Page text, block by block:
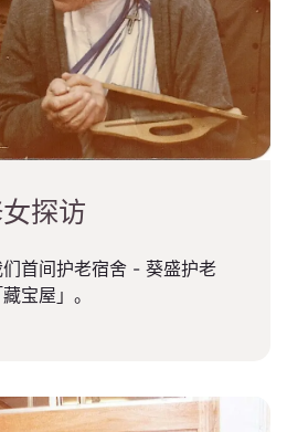
探访
首间护老宿舍 - 葵盛护老
宝屋」。